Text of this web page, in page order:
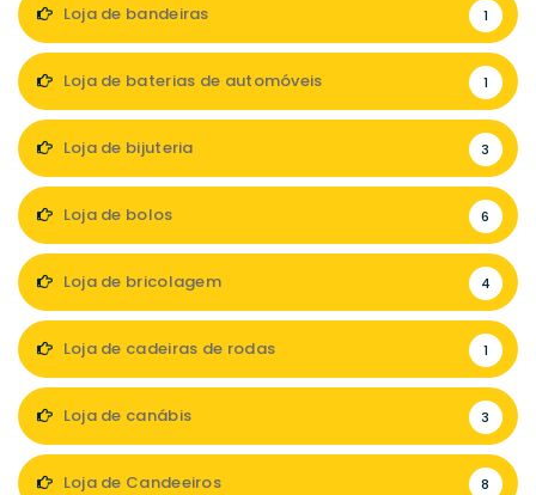
Loja de bandeiras 1
Loja de baterias de automóveis 1
Loja de bijuteria 3
Loja de bolos 6
Loja de bricolagem 4
Loja de cadeiras de rodas 1
Loja de canábis 3
Loja de Candeeiros 8